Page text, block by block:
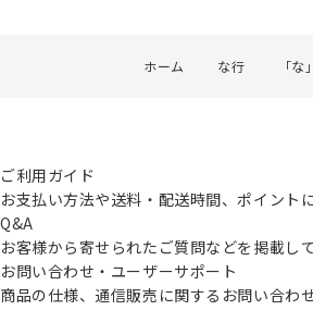
ホーム な行 「
ご利用ガイド
お支払い方法や送料・配送時間、ポイント
Q&A
お客様から寄せられたご質問などを掲載して
お問い合わせ・ユーザーサポート
商品の仕様、通信販売に関するお問い合わ